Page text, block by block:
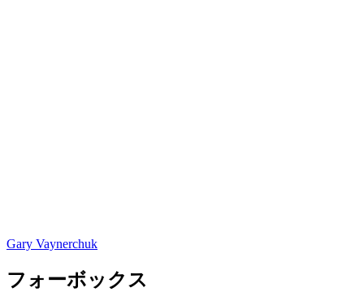
Gary Vaynerchuk
フォーボックス